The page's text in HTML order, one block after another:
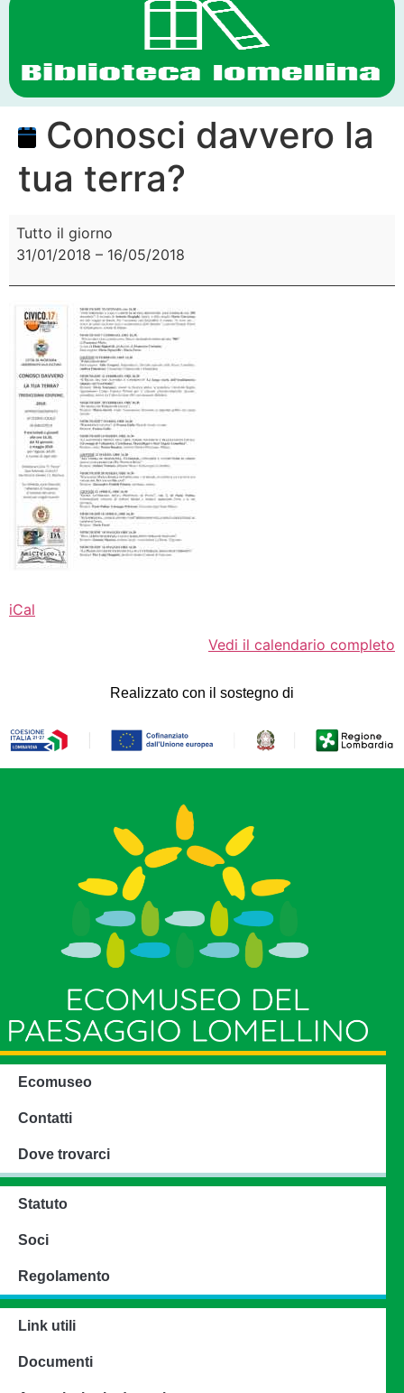
Conosci davvero la
tua terra?
Tutto il giorno
31/01/2018 – 16/05/2018
iCal
Vedi il calendario completo
Realizzato con il sostegno di
Ecomuseo
Contatti
Dove trovarci
Statuto
Soci
Regolamento
Link utili
Documenti